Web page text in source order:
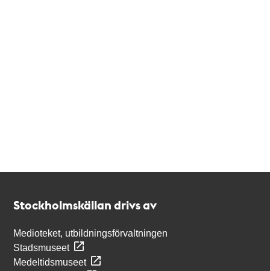
Stockholmskällan drivs av
Medioteket, utbildningsförvaltningen
Stadsmuseet
Medeltidsmuseet